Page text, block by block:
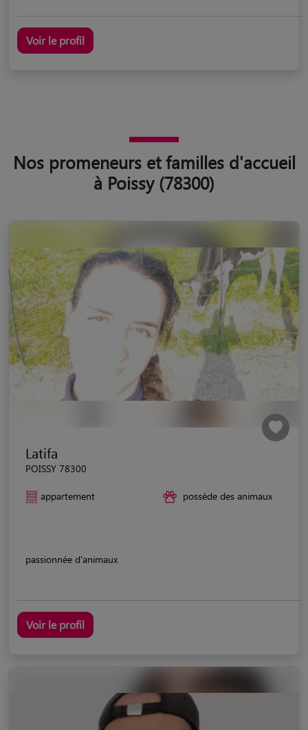
Voir le profil
Nos promeneurs et familles d'accueil
à Poissy (78300)
Latifa
POISSY 78300
appartement possède des animaux
passionnée d'animaux
Voir le profil